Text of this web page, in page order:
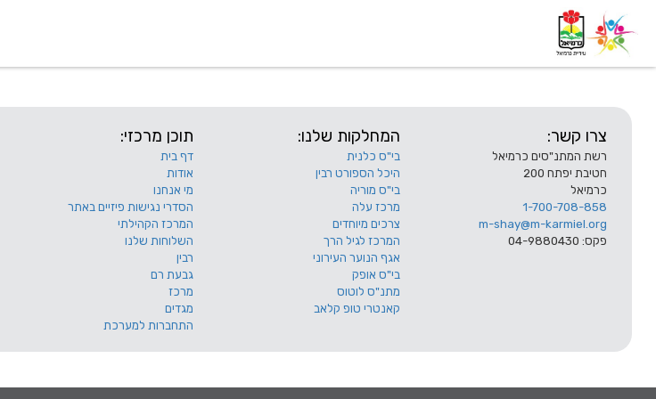
צרו קשר:
רשת המתנ"סים כרמיאל
חטיבת יפתח 200
כרמיאל
1-700-708-858
m-shay@m-karmiel.org
פקס: 04-9880430
המחלקות שלנו:
בי"ס כלנית
היכל הספורט רבין
בי"ס מוריה
מרכז עלה
צרכים מיוחדים
המרכז לגיל הרך
אגף הנוער העירוני
בי"ס אופק
מתנ"ס לוטוס
קאנטרי טופ קלאב
תוכן מרכזי:
דף בית
אודות
מי אנחנו
הסדרי נגישות פיזיים באתר
המרכז הקהילתי
השלוחות שלנו
רבין
גבעת רם
מרכז
מגדים
התחברות למערכת